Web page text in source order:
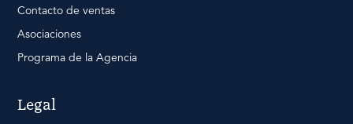
Contacto de ventas
Asociaciones
Programa de la Agencia
Legal